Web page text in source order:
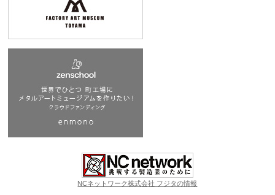
NCネットワーク株式会社 フジタの情報